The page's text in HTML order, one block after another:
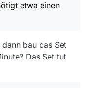
etwa einen
bau das Set
Das Set tut